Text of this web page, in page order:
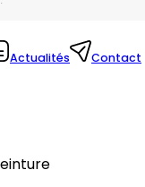
Actualités Contact